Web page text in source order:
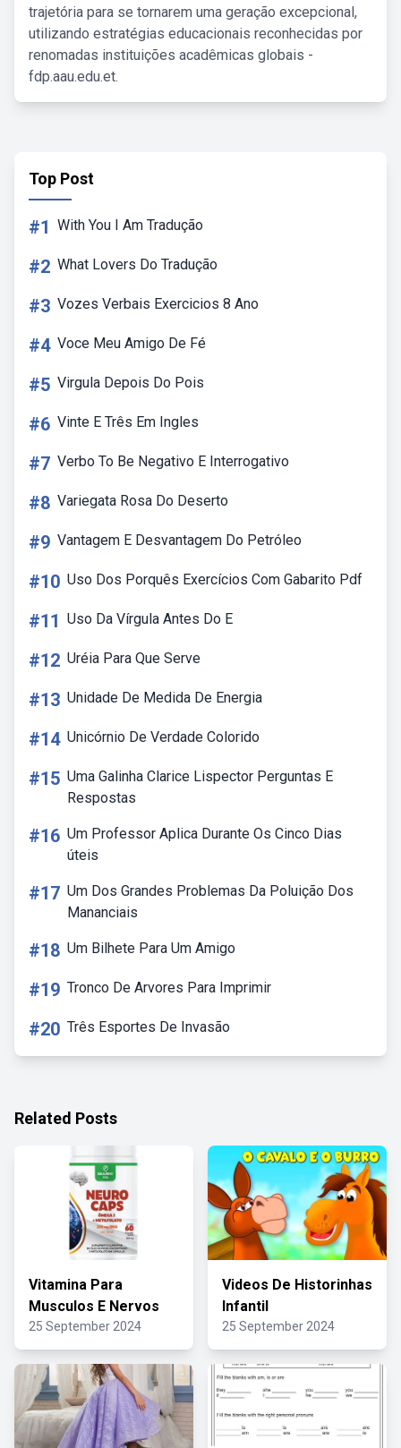
trajetória para se tornarem uma geração excepcional,
utilizando estratégias educacionais reconhecidas por
renomadas instituições acadêmicas globais -
fdp.aau.edu.et.
Top Post
#1 With You I Am Tradução
#2 What Lovers Do Tradução
#3 Vozes Verbais Exercicios 8 Ano
#4 Voce Meu Amigo De Fé
#5 Virgula Depois Do Pois
#6 Vinte E Três Em Ingles
#7 Verbo To Be Negativo E Interrogativo
#8 Variegata Rosa Do Deserto
#9 Vantagem E Desvantagem Do Petróleo
#10 Uso Dos Porquês Exercícios Com Gabarito Pdf
#11 Uso Da Vírgula Antes Do E
#12 Uréia Para Que Serve
#13 Unidade De Medida De Energia
#14 Unicórnio De Verdade Colorido
#15 Uma Galinha Clarice Lispector Perguntas E
Respostas
#16 Um Professor Aplica Durante Os Cinco Dias
úteis
#17 Um Dos Grandes Problemas Da Poluição Dos
Mananciais
#18 Um Bilhete Para Um Amigo
#19 Tronco De Arvores Para Imprimir
#20 Três Esportes De Invasão
Related Posts
Vitamina Para
Musculos E Nervos
25 September 2024
Videos De Historinhas
Infantil
25 September 2024